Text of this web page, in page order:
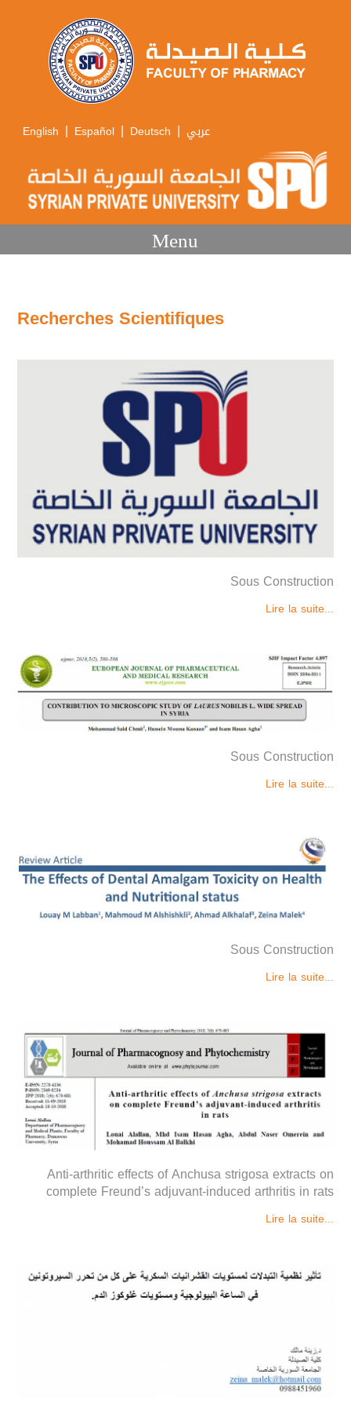
English | Español | Deutsch | عربي
Menu
Recherches Scientifiques
Sous Construction
Lire la suite...
Sous Construction
Lire la suite...
Sous Construction
Lire la suite...
Anti-arthritic effects of Anchusa strigosa extracts on
complete Freund’s adjuvant-induced arthritis in rats
Lire la suite...